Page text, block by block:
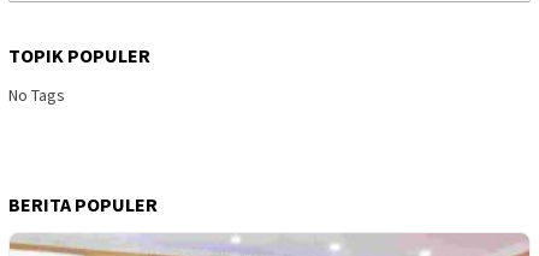
TOPIK POPULER
No Tags
BERITA POPULER